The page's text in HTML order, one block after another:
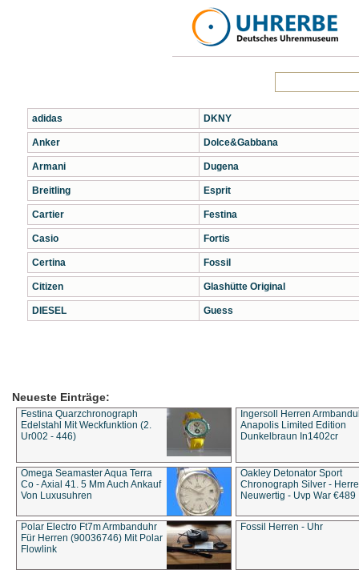
adidas
Anker
Armani
Breitling
Cartier
Casio
Certina
Citizen
DIESEL
DKNY
Dolce&Gabbana
Dugena
Esprit
Festina
Fortis
Fossil
Glashütte Original
Guess
Neueste Einträge:
Festina Quarzchronograph
Edelstahl Mit Weckfunktion (2.
Ur002 - 446)
Ingersoll Herren
Anapolis Limited Edition
Dunkelbraun In1402cr
Omega Seamaster Aqua Terra
Co - Axial 41. 5 Mm Auch Ankauf
Von Luxusuhren
Oakley Detonator Sport
Chronograph Silver -
Neuwertig - Uvp War €489
Polar Electro Ft7m Armbanduhr
Für Herren (90036746) Mit Polar
Flowlink
Fossil Herren - Uhr